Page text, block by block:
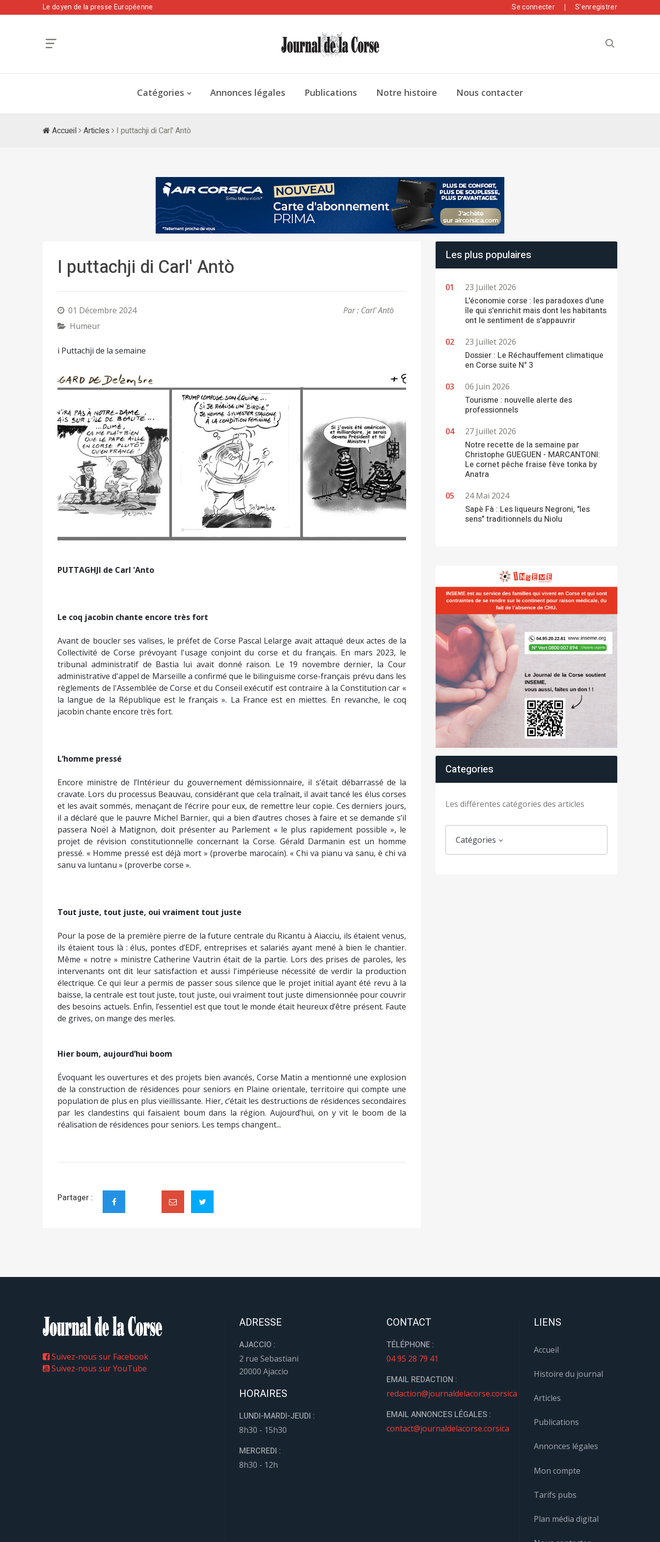
Le doyen de la presse Européenne Se connecter S'enregistrer
Catégories Annonces légales Publications Notre histoire Nous contacter
Accueil Articles I puttachji di Carl' Antò
I puttachji di Carl' Antò
01 Décembre 2024
Par : Carl' Antò
Humeur
i Puttachji de la semaine
PUTTAGHJI de Carl 'Anto
Le coq jacobin chante encore très fort
Avant de boucler ses valises, le préfet de Corse Pascal Lelarge avait attaqué deux actes de la
Collectivité de Corse prévoyant l'usage conjoint du corse et du français. En mars 2023, le
tribunal administratif de Bastia lui avait donné raison. Le 19 novembre dernier, la Cour
administrative d'appel de Marseille a confirmé que le bilinguisme corse-français prévu dans les
règlements de l'Assemblée de Corse et du Conseil exécutif est contraire à la Constitution car «
la langue de la République est le français ». La France est en miettes. En revanche, le coq
jacobin chante encore très fort.
L’homme pressé
Encore ministre de l’Intérieur du gouvernement démissionnaire, il s’était débarrassé de la
cravate. Lors du processus Beauvau, considérant que cela traînait, il avait tancé les élus corses
et les avait sommés, menaçant de l’écrire pour eux, de remettre leur copie. Ces derniers jours,
il a déclaré que le pauvre Michel Barnier, qui a bien d’autres choses à faire et se demande s’il
passera Noël à Matignon, doit présenter au Parlement « le plus rapidement possible », le
projet de révision constitutionnelle concernant la Corse. Gérald Darmanin est un homme
pressé. « Homme pressé est déjà mort » (proverbe marocain). « Chi va pianu va sanu, è chi va
sanu va luntanu » (proverbe corse ».
Tout juste, tout juste, oui vraiment tout juste
Pour la pose de la première pierre de la future centrale du Ricantu à Aiacciu, ils étaient venus,
ils étaient tous là : élus, pontes d’EDF, entreprises et salariés ayant mené à bien le chantier.
Même « notre » ministre Catherine Vautrin était de la partie. Lors des prises de paroles, les
intervenants ont dit leur satisfaction et aussi l'impérieuse nécessité de verdir la production
électrique. Ce qui leur a permis de passer sous silence que le projet initial ayant été revu à la
baisse, la centrale est tout juste, tout juste, oui vraiment tout juste dimensionnée pour couvrir
des besoins actuels. Enfin, l’essentiel est que tout le monde était heureux d’être présent. Faute
de grives, on mange des merles.
Hier boum, aujourd’hui boom
Évoquant les ouvertures et des projets bien avancés, Corse Matin a mentionné une explosion
de la construction de résidences pour seniors en Plaine orientale, territoire qui compte une
population de plus en plus vieillissante. Hier, c’était les destructions de résidences secondaires
par les clandestins qui faisaient boum dans la région. Aujourd’hui, on y vit le boom de la
réalisation de résidences pour seniors. Les temps changent...
Partager :
Les plus populaires
23 Juillet 2026
L'économie corse : les paradoxes d'une
île qui s'enrichit mais dont les habitants
ont le sentiment de s'appauvrir
23 Juillet 2026
Dossier : Le Réchauffement climatique
en Corse suite N° 3
06 Juin 2026
Tourisme : nouvelle alerte des
professionnels
27 Juillet 2026
Notre recette de la semaine par
Christophe GUEGUEN - MARCANTONI:
Le cornet pêche fraise fève tonka by
Anatra
24 Mai 2024
Sapè Fà : Les liqueurs Negroni, "les
sens" traditionnels du Niolu
Categories
Les différentes catégories des articles
Catégories
Suivez-nous sur Facebook
Suivez-nous sur YouTube
ADRESSE
AJACCIO :
2 rue Sebastiani
20000 Ajaccio
HORAIRES
LUNDI-MARDI-JEUDI :
8h30 - 15h30
MERCREDI :
8h30 - 12h
CONTACT
TÉLÉPHONE :
04 95 28 79 41
EMAIL REDACTION :
redaction@journaldelacorse.corsica
EMAIL ANNONCES LÉGALES :
contact@journaldelacorse.corsica
LIENS
Accueil
Histoire du journal
Articles
Publications
Annonces légales
Mon compte
Tarifs pubs
Plan média digital